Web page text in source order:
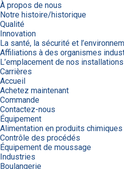
À propos de nous
Notre histoire/historique
Qualité
Innovation
La santé, la sécurité et
Affiliations à des organismes
L’emplacement de nos installations
Carrières
Accueil
Achetez maintenant
Commande
Contactez-nous
Équipement
Alimentation en produits
Contrôle des procédés
Équipement de moussage
Industries
Boulangerie